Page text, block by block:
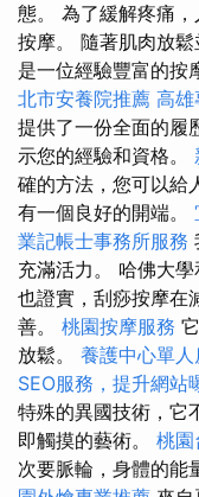
態。 為了緩解疼痛
按摩。 隨著肌肉放
是一位經驗豐富的按
北市安養院推薦 高雄
提供了一份全面的履
示您的經驗和資格。
確的方法，您可以給
有一個良好的開端。
業記帳士事務所服務
充滿活力。 哈佛大
也證實，刮痧按摩在
善。 桃園按摩服務
放鬆。 養護中心單人
SEO服務，提升網站
特殊的異國技術，它
即觸摸的藝術。 桃園
次要脈輪，身體的能